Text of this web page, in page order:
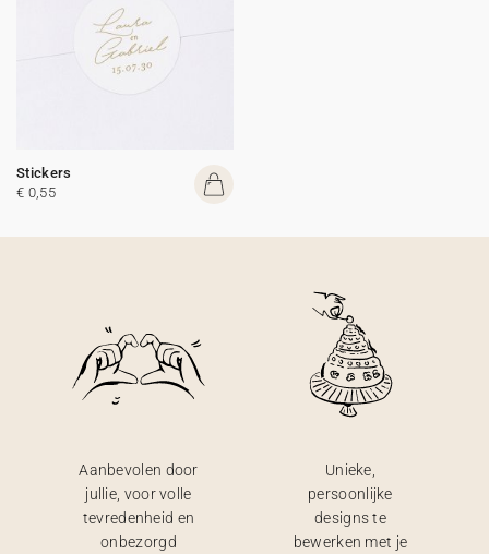
Stickers
€ 0,55
Aanbevolen door
jullie, voor volle
tevredenheid en
onbezorgd
Unieke,
persoonlijke
designs te
bewerken met je